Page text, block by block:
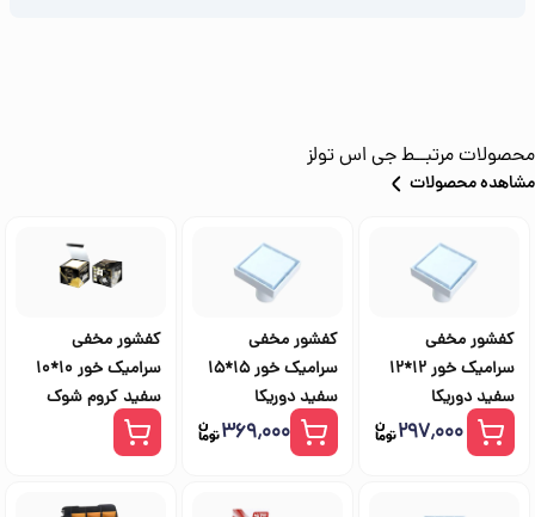
محصولات مرتبــطجی اس تولز
مشاهده محصولات
کفشور مخفی
سرامیک خور 12*12
سفید دوریکا
۲۹۷٬۰۰۰
کفشور مخفی
سرامیک خور 15*15
سفید دوریکا
۳۶۹٬۰۰۰
کفشور مخفی
سرامیک خور 10*10
سفید کروم شوک